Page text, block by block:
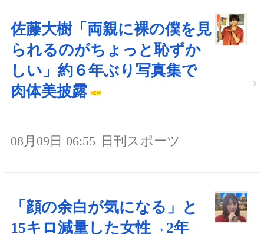
佐藤大樹「両親に裸の僕を見
られるのがちょっと恥ずか
しい」約６年ぶり写真集で
肉体美披露
08月09日 06:55 日刊スポーツ
「顔の余白が気になる」と
15キロ減量した女性→2年